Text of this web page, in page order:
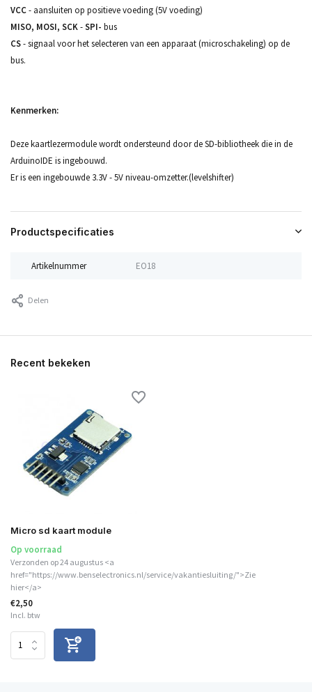
VCC- aansluiten op positieve voeding (5V voeding)
MISO, MOSI, SCK-SPI- bus
CS- signaal voor het selecteren van een apparaat (microschakeling) op de
bus.
Kenmerken:
Deze kaartlezermodule wordt ondersteund door de SD-bibliotheek die in de
ArduinoIDE is ingebouwd.
Er is een ingebouwde 3.3V - 5V niveau-omzetter.(levelshifter)
Productspecificaties
Artikelnummer EO18
Delen
Recent bekeken
Micro sd kaart module
Op voorraad
Verzonden op 24 augustus <a
href="https://www.benselectronics.nl/service/vakantiesluiting/">Zie
hier</a>
€2,50
Incl. btw